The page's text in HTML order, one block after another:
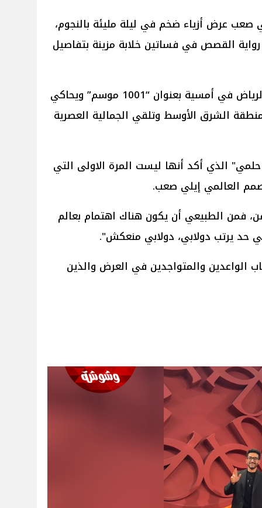
صعب عرض أزياء ضخم في ليلة مليئة بالنجوم،
القصص في فساتين خلابة مزينة بتفاصيل
أقيم الحدث ضمن فعاليات موسم الرياض في أمسية بعنوان “1001 موسم” ويحاكي
الشرق الأوسط وتلقي الجمالية العصرية
الذي أكد أنها ليست المرة الاولى التي
العالمي إيلي صعب.
فمن الطبيعي أن يكون هناك اهتمام بعالم
حد يرتب دولابي، دولابي منعكش".
الواعدين والمتواجدين في العرض والذين